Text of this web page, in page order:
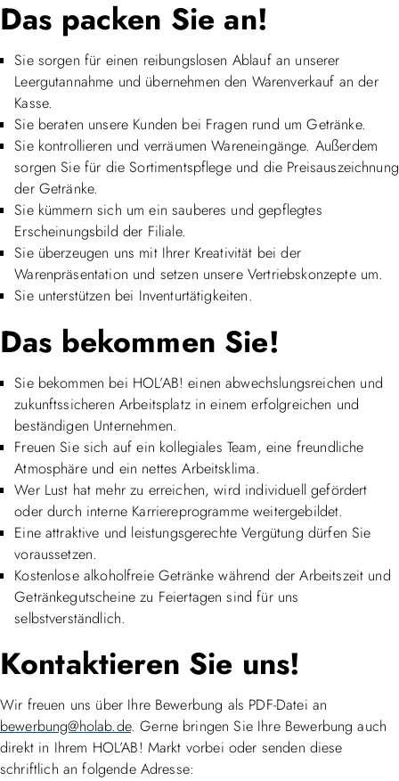
Das packen Sie an!
Sie sorgen für einen reibungslosen Ablauf an unserer
Leergutannahme und übernehmen den Warenverkauf an der
Kasse.
Sie beraten unsere Kunden bei Fragen rund um Getränke.
Sie kontrollieren und verräumen Wareneingänge. Außerdem
sorgen Sie für die Sortimentspflege und die Preisauszeichnung
der Getränke.
Sie kümmern sich um ein sauberes und gepflegtes
Erscheinungsbild der Filiale.
Sie überzeugen uns mit Ihrer Kreativität bei der
Warenpräsentation und setzen unsere Vertriebskonzepte um.
Sie unterstützen bei Inventurtätigkeiten.
Das bekommen Sie!
Sie bekommen bei HOL’AB! einen abwechslungsreichen und
zukunftssicheren Arbeitsplatz in einem erfolgreichen und
beständigen Unternehmen.
Freuen Sie sich auf ein kollegiales Team, eine freundliche
Atmosphäre und ein nettes Arbeitsklima.
Wer Lust hat mehr zu erreichen, wird individuell gefördert
oder durch interne Karriereprogramme weitergebildet.
Eine attraktive und leistungsgerechte Vergütung dürfen Sie
voraussetzen.
Kostenlose alkoholfreie Getränke während der Arbeitszeit und
Getränkegutscheine zu Feiertagen sind für uns
selbstverständlich.
Kontaktieren Sie uns!
Wir freuen uns über Ihre Bewerbung als PDF-Datei an
bewerbung@holab.de. Gerne bringen Sie Ihre Bewerbung auch
direkt in Ihrem HOL’AB! Markt vorbei oder senden diese
schriftlich an folgende Adresse: